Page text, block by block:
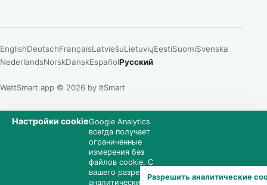
Настройки cookieGoogle Analytics
всегда получает
ограниченные
измерения без
файлов cookie. С
вашего разрешения
аналитические
Разрешить аналитические
EnglishDeutschFrançaisLatviešuLietuviųEestiSuomiSvenska
NederlandsNorskDanskEspañolРусский
WattSmart.app © 2026 by ItSmart